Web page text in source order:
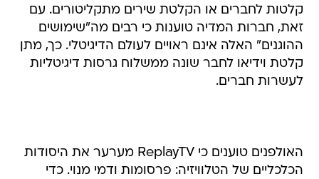
קלטות לחברים או הקלטת שירים מתקליטורים. עם
זאת, חברות המדיה טוענות כי רבים מה"שימושים
ההוגנים" האלה אינם ראויים לעולם הדיגיטלי. כך, מתן
קלטת וידיאו לחבר שונה ממשלוח גרסות דיגיטליות
לעשרות חברים.
האולפנים טוענים כי ReplayTV מערער את היסודות
הכלכליים של הטלוויזיה: פרסומות ודמי מנוי. כדי